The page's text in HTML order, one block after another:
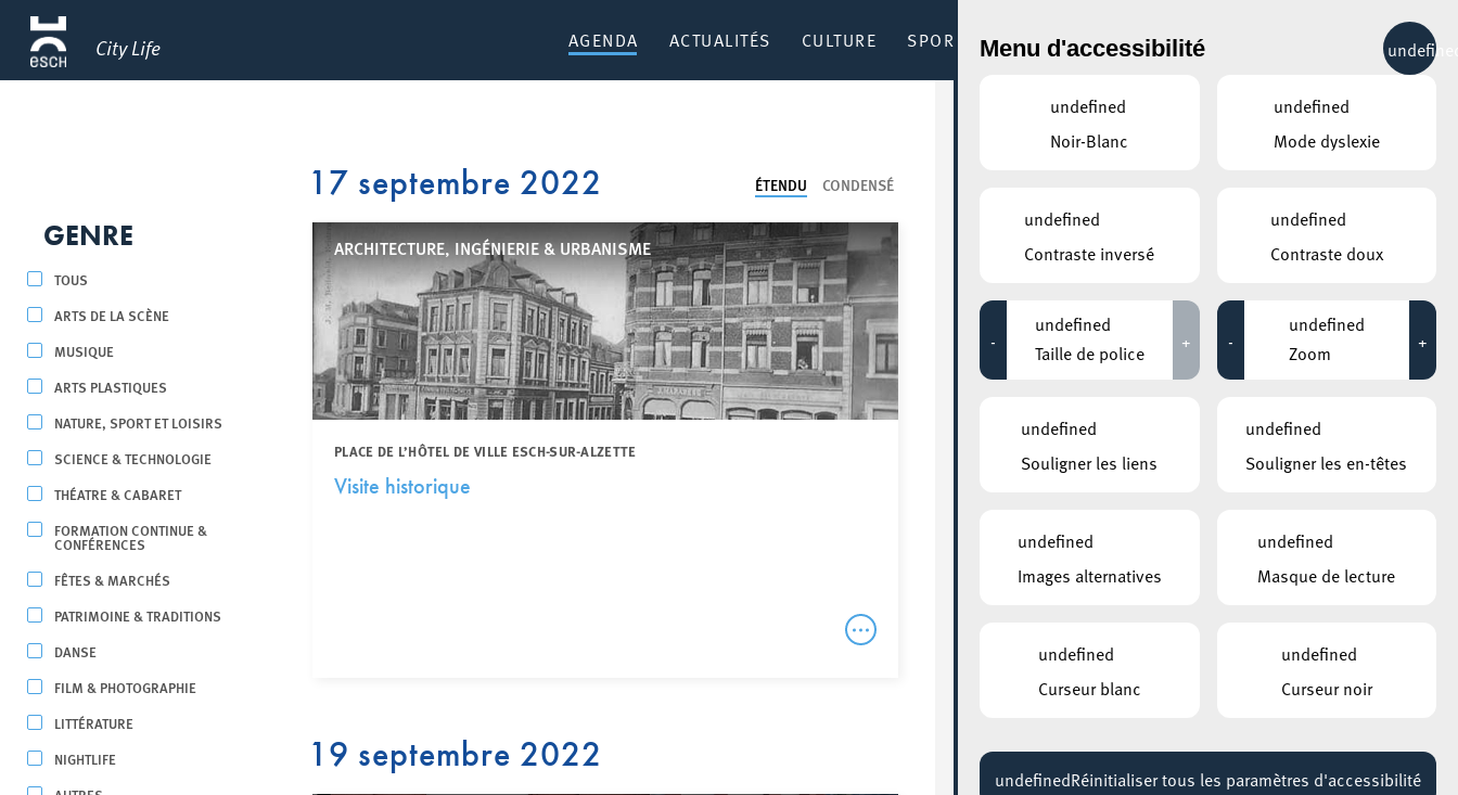
City Life AGENDA ACTUALITÉS CULTURE SPORT & RÉCRÉATION MOBILITÉ
GENRE
TOUS
ARTS DE LA SCÈNE
MUSIQUE
ARTS PLASTIQUES
NATURE, SPORT ET LOISIRS
SCIENCE & TECHNOLOGIE
THÉATRE & CABARET
FORMATION CONTINUE &
CONFÉRENCES
FÊTES & MARCHÉS
PATRIMOINE & TRADITIONS
DANSE
FILM & PHOTOGRAPHIE
LITTÉRATURE
NIGHTLIFE
ÉTENDU CONDENSÉ
17 septembre 2022
ARCHITECTURE, INGÉNIERIE & URBANISME
PLACE DE L’HÔTEL DE VILLE ESCH-SUR-ALZETTE
Visite historique
19 septembre 2022
ÉVÉNEMENTS CONTINUS
30 JUIN 2020
Leo Capus
Jusqu'au 25 juillet
MBSR – Conference Mindfulness
28°C
Menu d'accessibilité
undefined
Noir-Blanc
undefined
Mode dyslexie
undefined
Contraste inversé
undefined
Contraste doux
-
undefined
Taille de police
+ -
undefined
Zoom
+
undefined
Souligner les liens
undefined
Souligner les en-têtes
undefined
Images alternatives
undefined
Masque de lecture
undefined
Curseur blanc
undefined
Curseur noir
undefinedRéinitialiser tous les paramètres d'accessibilité